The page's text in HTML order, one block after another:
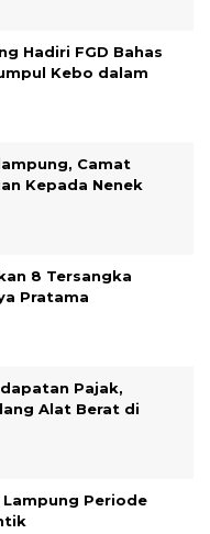
Hadiri FGD Bahas
Kebo dalam
Camat
Kepada Nenek
8 Tersangka
Pratama
Pajak,
Alat Berat di
Lampung Periode